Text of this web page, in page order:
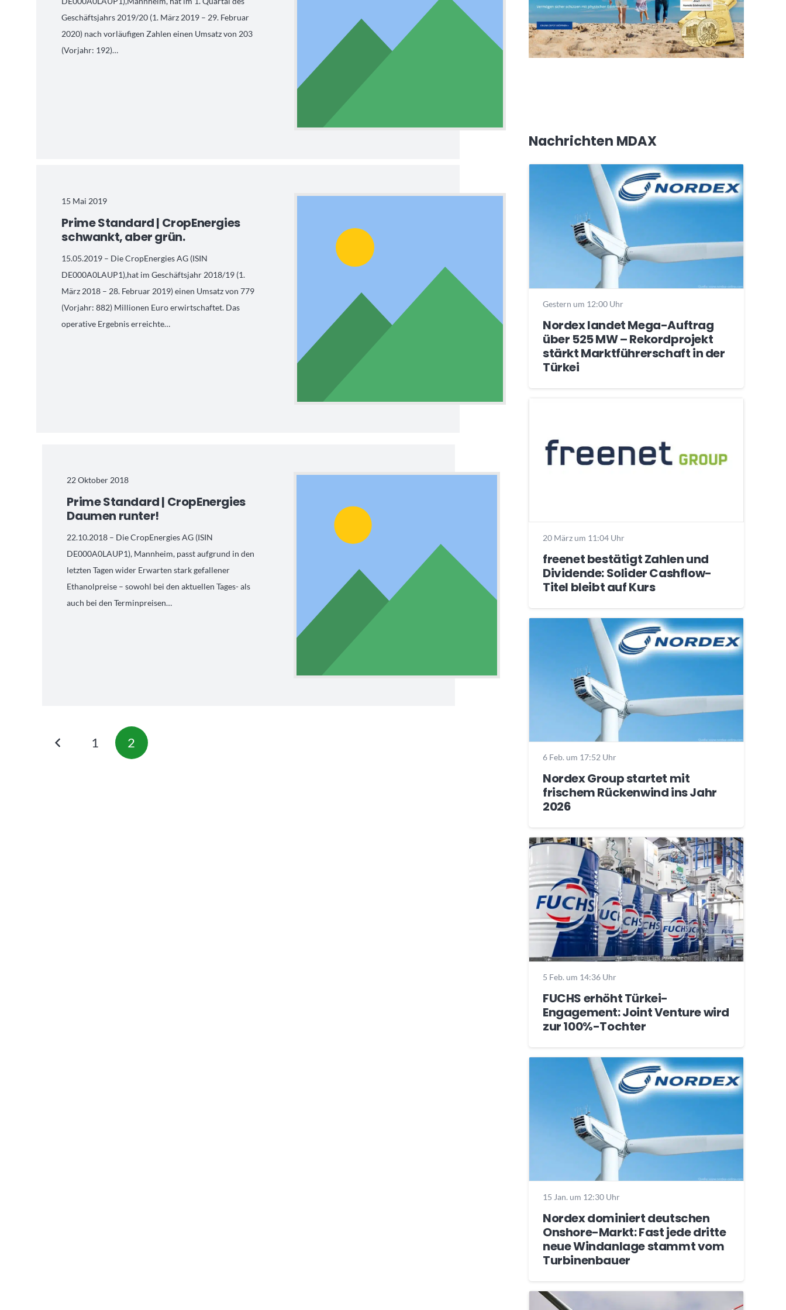
Geschäftsjahrs 2019/20 (1. März 2019 – 29. Februar
2020) nach vorläufigen Zahlen einen Umsatz von 203
(Vorjahr: 192)…
15 Mai 2019
Prime Standard | CropEnergies
schwankt, aber grün.
15.05.2019 – Die CropEnergies AG (ISIN
DE000A0LAUP1),hat im Geschäftsjahr 2018/19 (1.
März 2018 – 28. Februar 2019) einen Umsatz von 779
(Vorjahr: 882) Millionen Euro erwirtschaftet. Das
operative Ergebnis erreichte…
22 Oktober 2018
Prime Standard | CropEnergies
Daumen runter!
22.10.2018 – Die CropEnergies AG (ISIN
DE000A0LAUP1), Mannheim, passt aufgrund in den
letzten Tagen wider Erwarten stark gefallener
Ethanolpreise – sowohl bei den aktuellen Tages- als
auch bei den Terminpreisen…
1 2
Nachrichten MDAX
Gestern um 12:00 Uhr
Nordex landet Mega-Auftrag
über 525 MW – Rekordprojekt
stärkt Marktführerschaft in der
Türkei
20 März um 11:04 Uhr
freenet bestätigt Zahlen und
Dividende: Solider Cashflow-
Titel bleibt auf Kurs
6 Feb. um 17:52 Uhr
Nordex Group startet mit
frischem Rückenwind ins Jahr
2026
5 Feb. um 14:36 Uhr
FUCHS erhöht Türkei-
Engagement: Joint Venture wird
zur 100%-Tochter
15 Jan. um 12:30 Uhr
Nordex dominiert deutschen
Onshore-Markt: Fast jede dritte
neue Windanlage stammt vom
Turbinenbauer